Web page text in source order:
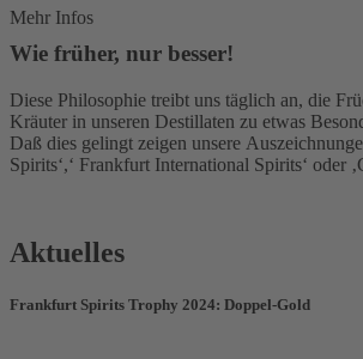
Mehr Infos
Wie früher, nur besser!
Diese Philosophie treibt uns täglich an, die
Kräuter in unseren Destillaten zu etwas
Daß dies gelingt zeigen unsere
Spirits‘,‘ Frankfurt International Spirits‘ oder
Aktuelles
Frankfurt Spirits Trophy 2024: Doppel-Gold